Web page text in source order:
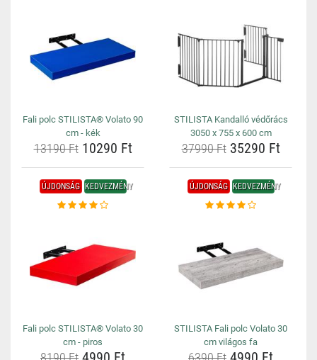
Fali polc STILISTA® Volato 90
cm - kék
13190 Ft10290 Ft
STILISTA Kandalló védőrács
3050 x 755 x 600 cm
37990 Ft35290 Ft
ÚJDONSÁG KEDVEZMÉNY
Fali polc STILISTA® Volato 30
cm - piros
ÚJDONSÁG KEDVEZMÉNY
STILISTA Fali polc Volato 30
cm világos fa